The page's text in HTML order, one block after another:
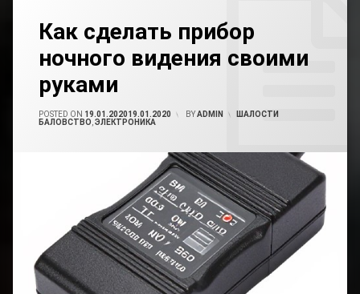
Как сделать прибор
ночного видения своими
руками
POSTED ON 19.01.202019.01.2020 BYADMIN CATEGORIES:
ШАЛОСТИ
БАЛОВСТВО ЭЛЕКТРОНИКА
Сделать
Ночного
Прибор
Ночного
A
Comment
On
Как
Сделать
Прибор
Ночного
Видения